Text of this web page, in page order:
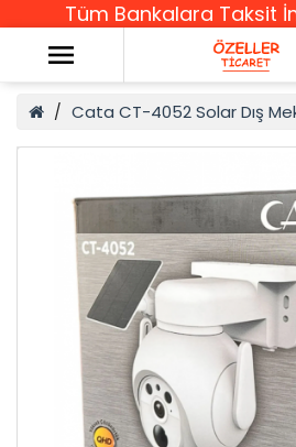
Tüm Bankalara Taksit
Cata CT-4052 Solar Dış